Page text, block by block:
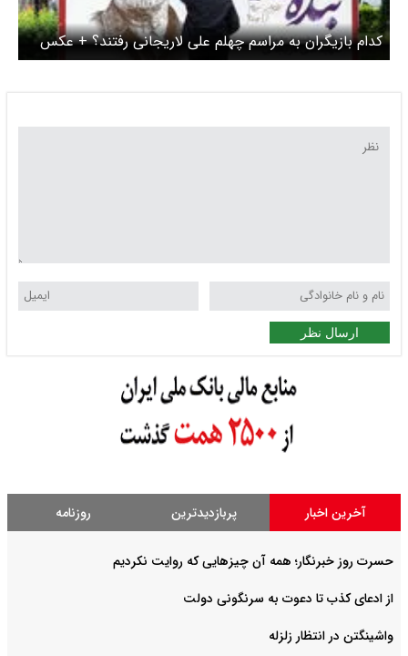
کدام بازیگران به مراسم چهلم علی لاریجانی رفتند؟ + عکس
ارسال نظر
آخرین اخبار پربازدیدترین روزنامه
حسرت روز خبرنگار؛ همه آن چیزهایی که روایت نکردیم
از ادعای کذب تا دعوت به سرنگونی دولت
واشینگتن در انتظار زلزله